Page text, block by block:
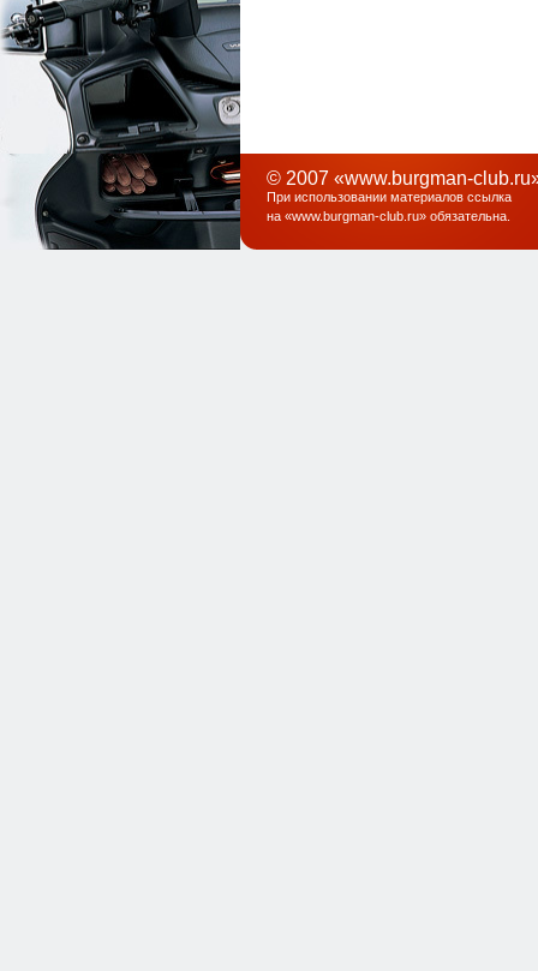
© 2007 «www.burgman-
При использовании материалов ссылка
на «www.burgman-club.ru» обязательна